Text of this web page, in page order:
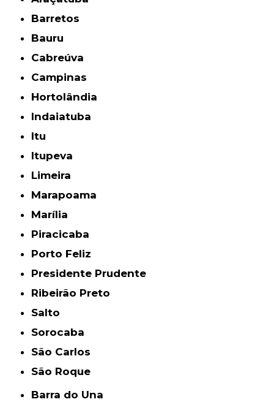
Barretos
Bauru
Cabreúva
Campinas
Hortolândia
Indaiatuba
Itu
Itupeva
Limeira
Marapoama
Marília
Piracicaba
Porto Feliz
Presidente Prudente
Ribeirão Preto
Salto
Sorocaba
São Carlos
São Roque
Barra do Una